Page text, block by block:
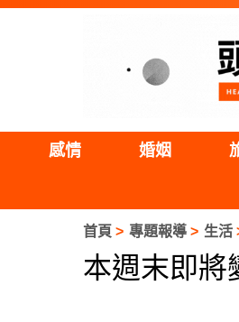
感情 婚姻
首頁 專題報導 生活
本週末即將